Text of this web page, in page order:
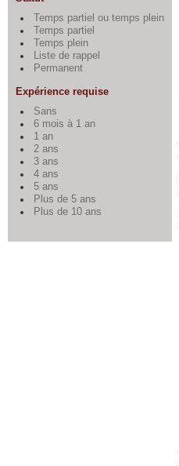
Temps partiel ou temps plein
Temps partiel
Temps plein
Liste de rappel
Permanent
Expérience requise
Sans
6 mois à 1 an
1 an
2 ans
3 ans
4 ans
5 ans
Plus de 5 ans
Plus de 10 ans